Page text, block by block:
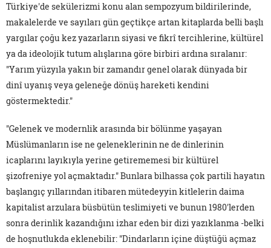
Türkiye'de sekülerizmi konu alan sempozyum bildirilerinde,
makalelerde ve sayıları gün geçtikçe artan kitaplarda belli başlı
yargılar çoğu kez yazarların siyasi ve fikrî tercihlerine, kültürel
ya da ideolojik tutum alışlarına göre birbiri ardına sıralanır:
"Yarım yüzyıla yakın bir zamandır genel olarak dünyada bir
dinî uyanış veya geleneğe dönüş hareketi kendini
göstermektedir."
"Gelenek ve modernlik arasında bir bölünme yaşayan
Müslümanların ise ne geleneklerinin ne de dinlerinin
icaplarını layıkıyla yerine getirememesi bir kültürel
şizofreniye yol açmaktadır." Bunlara bilhassa çok partili hayatın
başlangıç yıllarından itibaren mütedeyyin kitlelerin daima
kapitalist arzulara büsbütün teslimiyeti ve bunun 1980'lerden
sonra derinlik kazandığını izhar eden bir dizi yazıklanma -belki
de hoşnutlukda eklenebilir: "Dindarların içine düştüğü açmaz